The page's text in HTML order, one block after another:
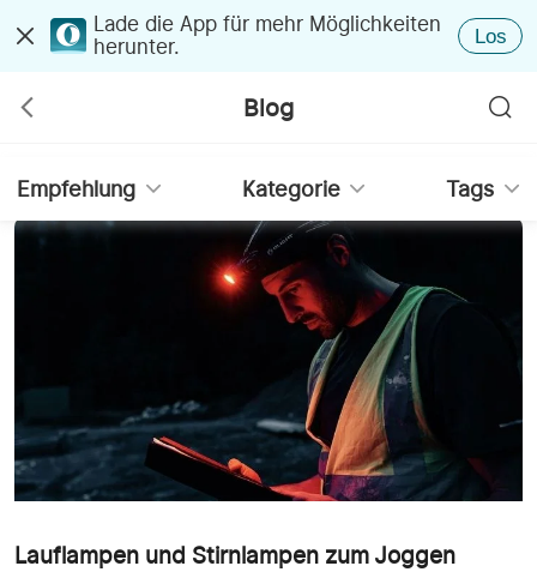
Lade die App für mehr Möglichkeiten
herunter.
Los
Blog
Empfehlung Kategorie Tags
Lauflampen und Stirnlampen zum Joggen